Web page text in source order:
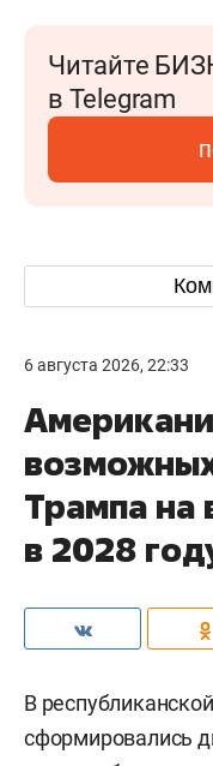
Читайте
в Telegram
6 августа 2026, 22:33
Трампа
в 2028
В
сформировались